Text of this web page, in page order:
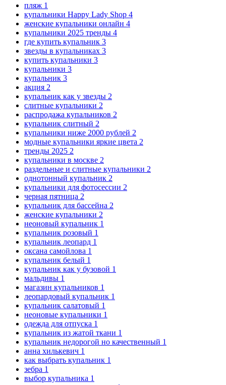
пляж 1
купальники Happy Lady Shop 4
женские купальники онлайн 4
купальники 2025 тренды 4
где купить купальник 3
звезды в купальниках 3
купить купальники 3
купальники 3
купальник 3
акция 2
купальник как у звезды 2
слитные купальники 2
распродажа купальников 2
купальник слитный 2
купальники ниже 2000 рублей 2
модные купальники яркие цвета 2
тренды 2025 2
купальники в москве 2
раздельные и слитные купальники 2
однотонный купальник 2
купальники для фотосессии 2
черная пятница 2
купальник для бассейна 2
женские купальники 2
неоновый купальник 1
купальник розовый 1
купальник леопард 1
оксана самойлова 1
купальник белый 1
купальник как у бузовой 1
мальдивы 1
магазин купальников 1
леопардовый купальник 1
купальник салатовый 1
неоновые купальники 1
одежда для отпуска 1
купальник из жатой ткани 1
купальник недорогой но качественный 1
анна хилькевич 1
как выбрать купальник 1
зебра 1
выбор купальника 1